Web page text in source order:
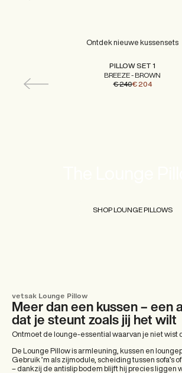
Ontdek nieuwe kussensets
PILLOW SET 1
BREEZE - BROWN
€ 240€ 204
SHOP LOUNGE PILLOWS
vetsak Lounge Pillow
Meer dan een kussen – een
dat je steunt zoals jij het wilt
Ontmoet de lounge-essential waarvan je niet wist
De Lounge Pillow is armleuning, kussen en
Gebruik ’m als zijmodule, scheiding tussen sofa’s
– dankzij de antislip bodem blijft hij precies liggen